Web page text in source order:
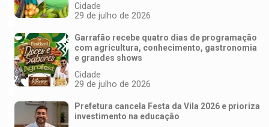
Cidade
29 de julho de 2026
Garrafão recebe quatro dias de programação
com agricultura, conhecimento, gastronomia
e grandes shows
Cidade
29 de julho de 2026
Prefetura cancela Festa da Vila 2026 e prioriza
investimento na educação